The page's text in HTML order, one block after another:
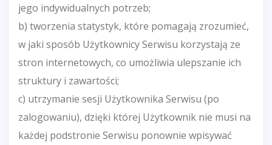
jego indywidualnych potrzeb;
b) tworzenia statystyk, które pomagają zrozumieć,
w jaki sposób Użytkownicy Serwisu korzystają ze
stron internetowych, co umożliwia ulepszanie ich
struktury i zawartości;
c) utrzymanie sesji Użytkownika Serwisu (po
zalogowaniu), dzięki której Użytkownik nie musi na
każdej podstronie Serwisu ponownie wpisywać